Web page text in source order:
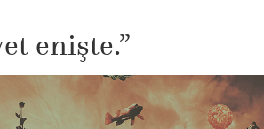
enişte.”